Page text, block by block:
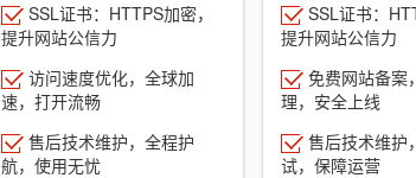
SSL证书：HTTPS加密，
提升网站公信力
访问速度优化，全球加
速，打开流畅
售后技术维护，全程护
航，使用无忧
SSL证书：
提升网站公信力
免费网站备案
理，安全上线
售后技术维护
试，保障运营